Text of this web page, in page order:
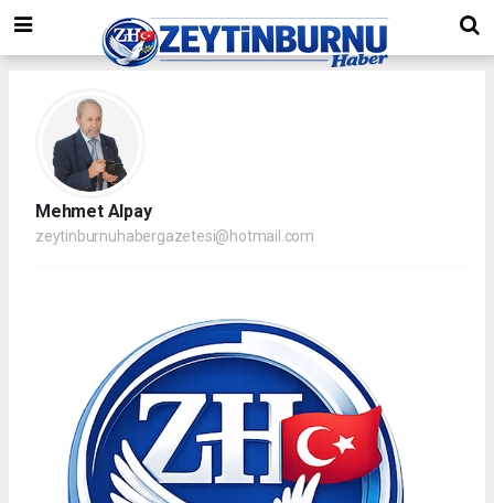
Mehmet Alpay
zeytinburnuhabergazetesi@hotmail.com